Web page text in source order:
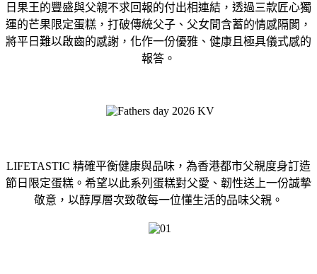
日果王的豐盛與父親不求回報的付出相連結，透過三款匠心獨
運的芒果限定蛋糕，打破傳統父子、父女間含蓄的情感隔閡，
將平日難以啟齒的感謝，化作一份優雅、健康且極具儀式感的
報答。
LIFETASTIC 精確平衡健康與品味，為香港都市父親度身訂造
節日限定蛋糕。 希望以此系列蛋糕對父愛、韌性送上一份誠摯
敬意， 以醇厚層次致敬每一位懂生活的品味父親。